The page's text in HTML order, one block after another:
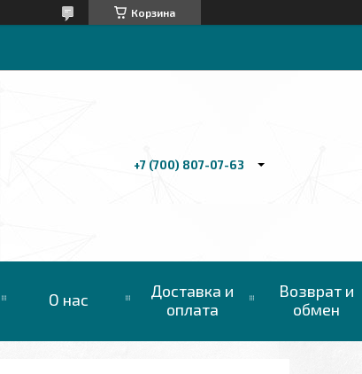
Корзина
+7 (700) 807-07-63
О нас
Доставка и
оплата
Возврат и
обмен